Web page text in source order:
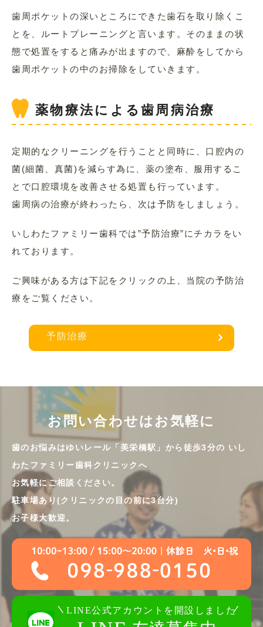
歯周ポケットの深いところにできた歯石を取り除くこ
とを、ルートプレーニングと言います。そのままの状
態で処置をすると痛みが出ますので、麻酔をしてから
歯周ポケットの中のお掃除をしていきます。
薬物療法による歯周病治療
定期的なクリーニングを行うことと同時に、口腔内の
菌(細菌、真菌)を減らす為に、薬の塗布、服用するこ
とで口腔環境を改善させる処置も行っています。
歯周病の治療が終わったら、次は予防をしましょう。
いしわたファミリー歯科では”予防治療”にチカラをい
れております。
ご興味がある方は下記をクリックの上、当院の予防治
療をご覧ください。
予防治療
お問い合わせはお気軽に
歯のお悩みはゆいレール「美栄橋駅」から徒歩3分の いし
わたファミリー歯科クリニックへ
お気軽にご相談ください。
駐車場あり(クリニックの目の前に3台分)
お子様大歓迎。